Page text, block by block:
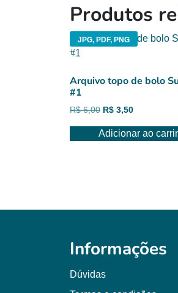
Produtos
JPG, PDF, PNG
Arquivo topo de bolo
#1
R$6,00 O
original
R$ 3,50O
atual
Adicionar ao
Informações
Dúvidas